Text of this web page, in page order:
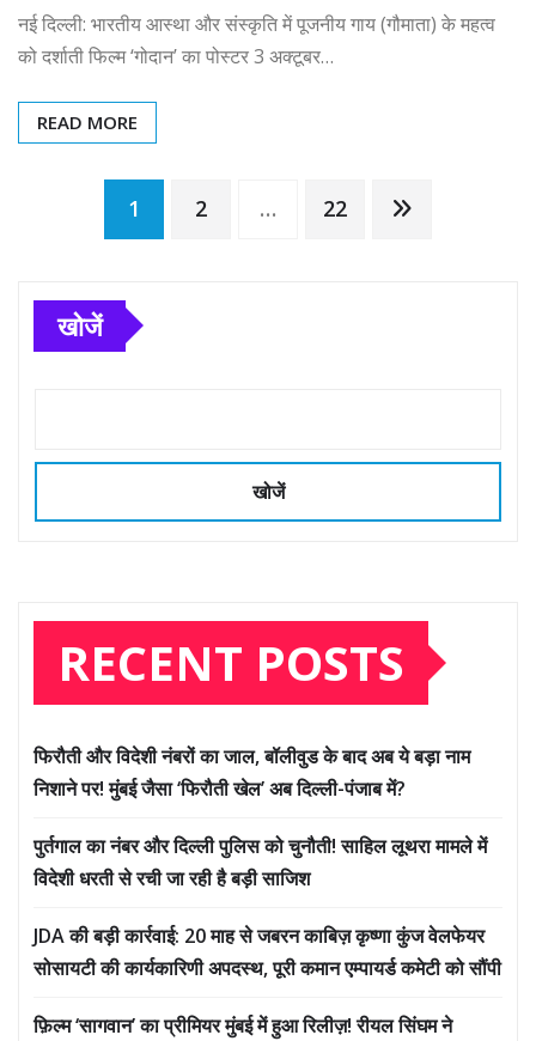
नई दिल्ली: भारतीय आस्था और संस्कृति में पूजनीय गाय (गौमाता) के महत्व
को दर्शाती फिल्म ‘गोदान’ का पोस्टर 3 अक्टूबर…
READ MORE
Posts
pagination
1 2 … 22
खोजें
खोजें
RECENT POSTS
फिरौती और विदेशी नंबरों का जाल, बॉलीवुड के बाद अब ये बड़ा नाम
निशाने पर! मुंबई जैसा ‘फिरौती खेल’ अब दिल्ली-पंजाब में?
पुर्तगाल का नंबर और दिल्ली पुलिस को चुनौती! साहिल लूथरा मामले में
विदेशी धरती से रची जा रही है बड़ी साजिश
JDA की बड़ी कार्रवाई: 20 माह से जबरन काबिज़ कृष्णा कुंज वेलफेयर
सोसायटी की कार्यकारिणी अपदस्थ, पूरी कमान एम्पायर्ड कमेटी को सौंपी
फ़िल्म ‘सागवान’ का प्रीमियर मुंबई में हुआ रिलीज़! रीयल सिंघम ने